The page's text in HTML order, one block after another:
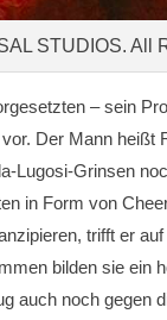
STUDIOS. All
– sein
Der Mann heißt
Lugosi-Grinsen
in Form von
trifft er
bilden sie ein
auch noch gegen